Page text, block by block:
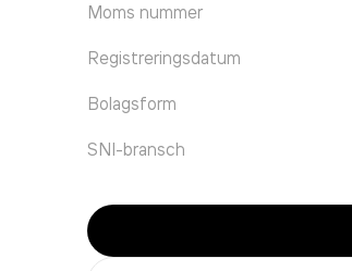
Moms nummer
Registreringsdatum
Bolagsform
SNI-bransch